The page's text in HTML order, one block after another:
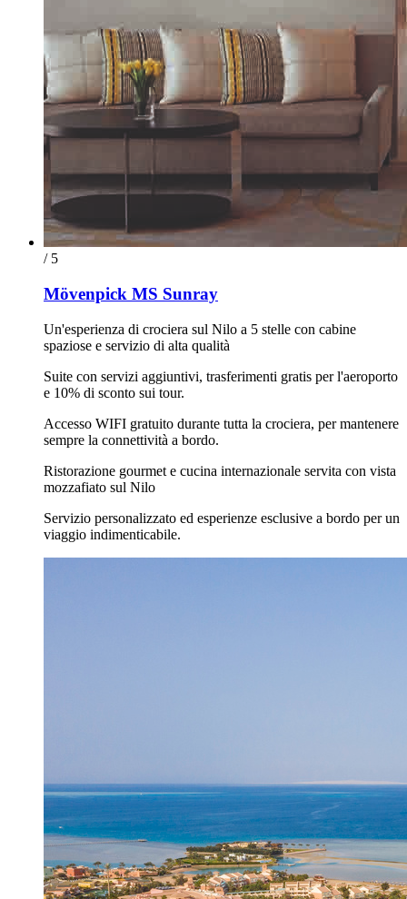
/ 5
Mövenpick MS Sunray
Un'esperienza di crociera sul Nilo a 5 stelle con cabine
spaziose e servizio di alta qualità
Suite con servizi aggiuntivi, trasferimenti gratis per l'aeroporto
e 10% di sconto sui tour.
Accesso WIFI gratuito durante tutta la crociera, per mantenere
sempre la connettività a bordo.
Ristorazione gourmet e cucina internazionale servita con vista
mozzafiato sul Nilo
Servizio personalizzato ed esperienze esclusive a bordo per un
viaggio indimenticabile.